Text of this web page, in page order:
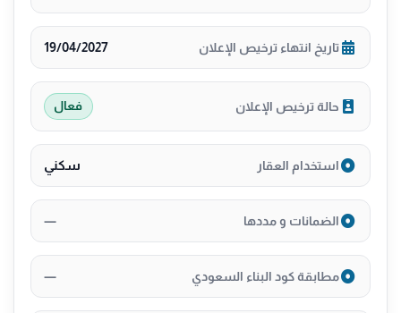
تاريخ انتهاء ترخيص الإعلان 19/04/2027
حالة ترخيص الإعلان فعال
استخدام العقار سكني
الضمانات و مددها —
مطابقة كود البناء السعودي —